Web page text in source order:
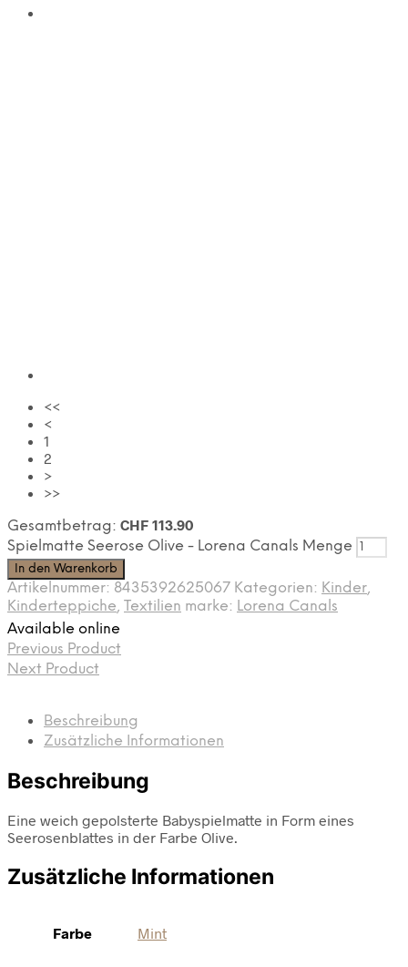
<<
<
1
2
>
>>
Gesamtbetrag: CHF 113.90
Spielmatte Seerose Olive - Lorena Canals Menge
In den Warenkorb
Artikelnummer: 8435392625067 Kategorien: Kinder,
Kinderteppiche, Textilien marke: Lorena Canals
Available online
Previous Product
Next Product
Beschreibung
Zusätzliche Informationen
Beschreibung
Eine weich gepolsterte Babyspielmatte in Form eines
Seerosenblattes in der Farbe Olive.
Zusätzliche Informationen
Farbe Mint